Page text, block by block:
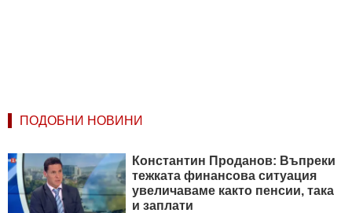
ПОДОБНИ НОВИНИ
Константин Проданов: Въпреки
тежката финансова ситуация
увеличаваме както пенсии, така
и заплати